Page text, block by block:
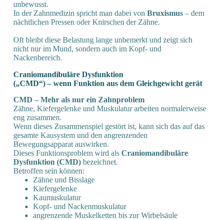
unbewusst.
In der Zahnmedizin spricht man dabei von Bruxismus– dem
nächtlichen Pressen oder Knirschen der Zähne.
Oft bleibt diese Belastung lange unbemerkt und zeigt sich
nicht nur im Mund, sondern auch im Kopf- und
Nackenbereich.
Cranio­mandibuläre Dysfunktion
(„CMD“) – wenn Funktion aus dem Gleichgewicht gerät
CMD – Mehr als nur ein Zahnproblem
Zähne, Kiefergelenke und Muskulatur arbeiten normalerweise
eng zusammen.
Wenn dieses Zusammenspiel gestört ist, kann sich das auf das
gesamte Kausystem und den angrenzenden
Bewegungsapparat auswirken.
Dieses Funktionsproblem wird als Craniomandibuläre
Dysfunktion (CMD)bezeichnet.
Betroffen sein können:
Zähne und Bisslage
Kiefergelenke
Kaumuskulatur
Kopf- und Nackenmuskulatur
angrenzende Muskelketten bis zur Wirbelsäule